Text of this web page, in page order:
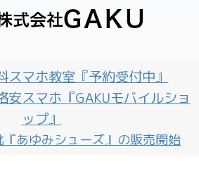
スマホ教室『予約受付中』
安スマホ『GAKUモバイルショ
ップ』
あゆみシューズ』の販売開始